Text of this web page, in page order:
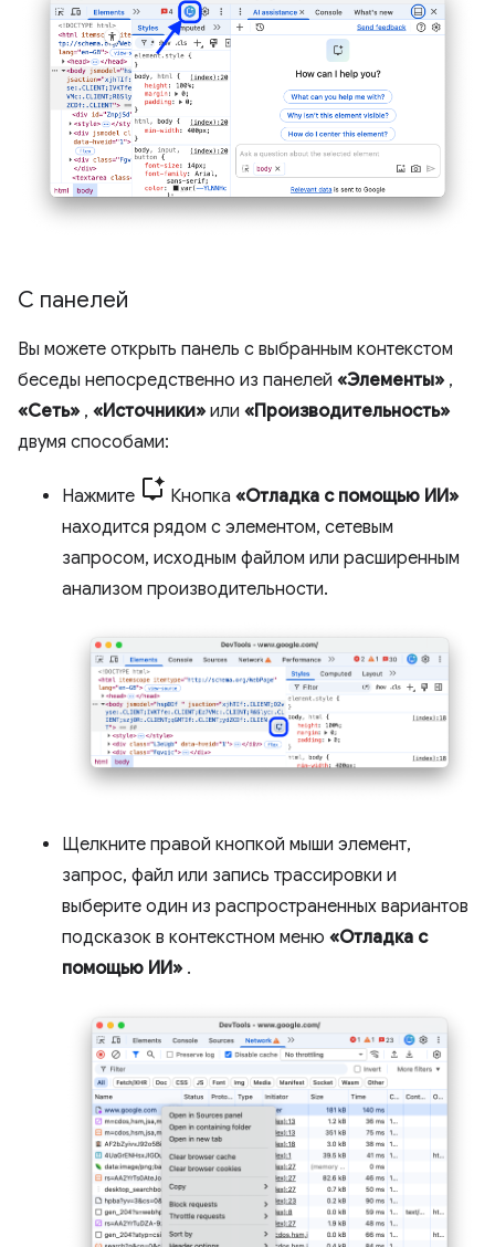
С панелей
Вы можете открыть панель с выбранным контекстом
беседы непосредственно из панелей «Элементы» ,
«Сеть» , «Источники» или «Производительность»
двумя способами:
Нажмите Кнопка «Отладка с помощью ИИ»
находится рядом с элементом, сетевым
запросом, исходным файлом или расширенным
анализом производительности.
Щелкните правой кнопкой мыши элемент,
запрос, файл или запись трассировки и
выберите один из распространенных вариантов
подсказок в контекстном меню «Отладка с
помощью ИИ» .